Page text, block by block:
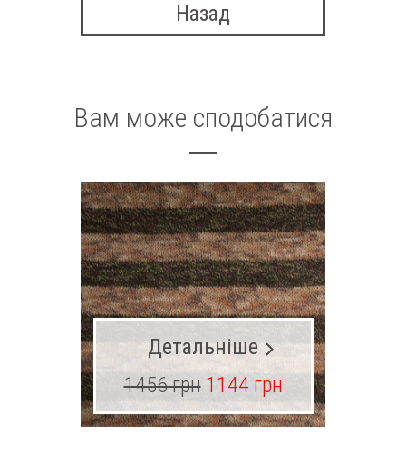
Назад
Вам може сподобатися
Детальніше
1456 грн 1144 грн